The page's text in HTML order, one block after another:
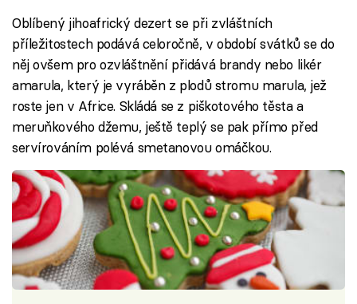
Oblíbený jihoafrický dezert se při zvláštních
příležitostech podává celoročně, v období svátků se do
něj ovšem pro ozvláštnění přidává brandy nebo likér
amarula, který je vyráběn z plodů stromu marula, jež
roste jen v Africe. Skládá se z piškotového těsta a
meruňkového džemu, ještě teplý se pak přímo před
servírováním polévá smetanovou omáčkou.